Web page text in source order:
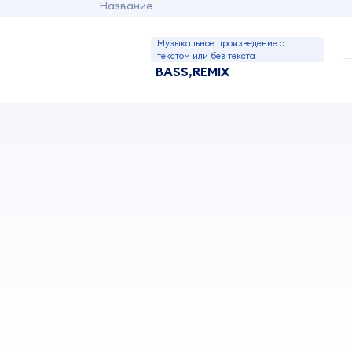
Название
Музыкальное произведение с
текстом или без текста
BASS,REMIX